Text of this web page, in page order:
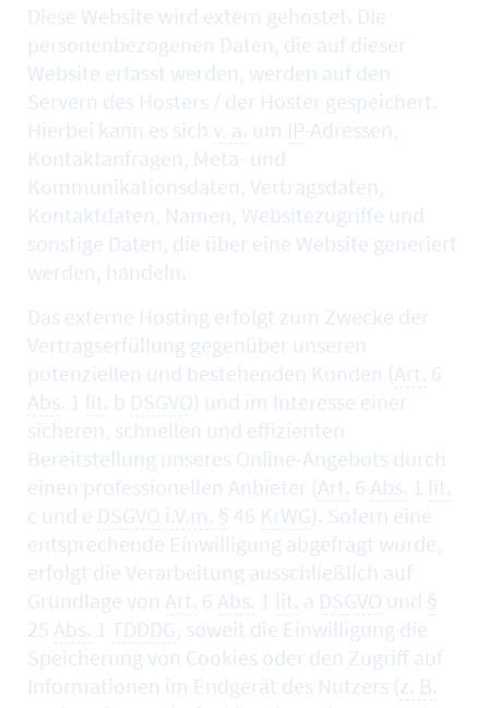
Diese Website wird extern gehostet. Die
personenbezogenen Daten, die auf dieser
Website erfasst werden, werden auf den
Servern des Hosters / der Hoster gespeichert.
Hierbei kann es sich v. a. um IP-Adressen,
Kontaktanfragen, Meta- und
Kommunikationsdaten, Vertragsdaten,
Kontaktdaten, Namen, Websitezugriffe und
sonstige Daten, die über eine Website generiert
werden, handeln.
Das externe Hosting erfolgt zum Zwecke der
Vertragserfüllung gegenüber unseren
potenziellen und bestehenden Kunden (Art. 6
Abs. 1 lit. b DSGVO) und im Interesse einer
sicheren, schnellen und effizienten
Bereitstellung unseres Online-Angebots durch
einen professionellen Anbieter (Art. 6 Abs. 1 lit.
c und e DSGVO i.V.m. § 46 KrWG). Sofern eine
entsprechende Einwilligung abgefragt wurde,
erfolgt die Verarbeitung ausschließlich auf
Grundlage von Art. 6 Abs. 1 lit. a DSGVO und §
25 Abs. 1 TDDDG, soweit die Einwilligung die
Speicherung von Cookies oder den Zugriff auf
Informationen im Endgerät des Nutzers (z. B.